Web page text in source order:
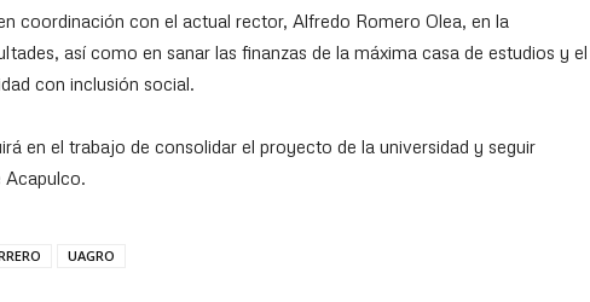
coordinación con el actual rector, Alfredo Romero Olea, en la
así como en sanar las finanzas de la máxima casa de estudios y el
con inclusión social.
en el trabajo de consolidar el proyecto de la universidad y seguir
Acapulco.
UAGRO